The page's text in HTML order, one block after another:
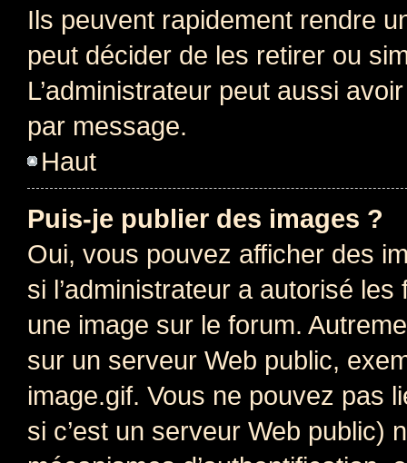
Ils peuvent rapidement rendre
peut décider de les retirer ou
L’administrateur peut aussi
par message.
Haut
Puis-je publier des images ?
Oui, vous pouvez afficher des
si l’administrateur a autorisé
une image sur le forum.
sur un serveur Web public,
image.gif. Vous ne pouvez pas
si c’est un serveur Web public)